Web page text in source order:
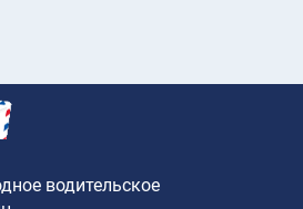
водительское